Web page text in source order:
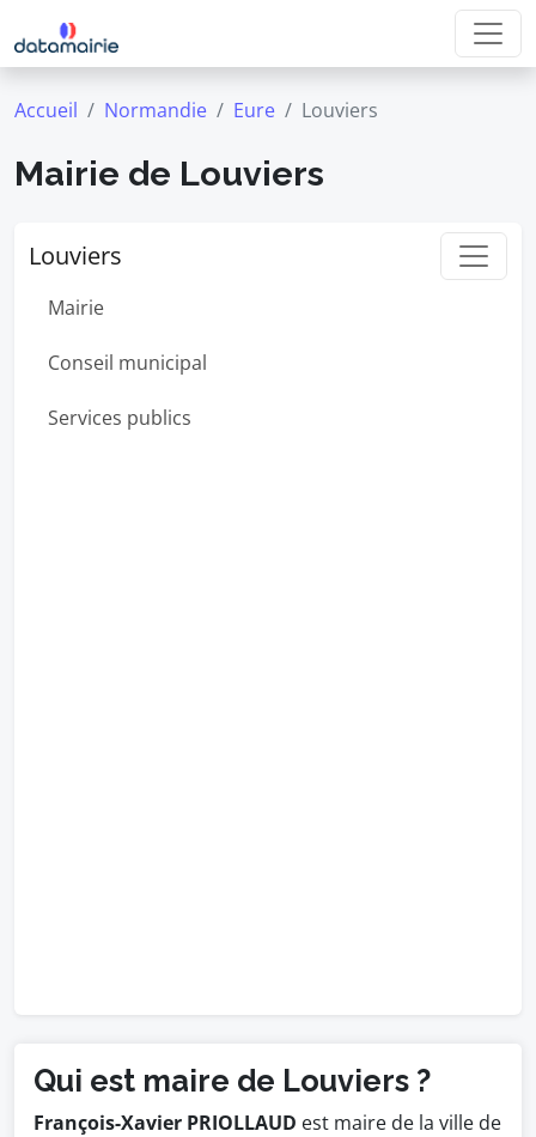
Accueil Normandie Eure Louviers
Mairie de Louviers
Louviers
Mairie
Conseil municipal
Services publics
Qui est maire de Louviers ?
François-Xavier PRIOLLAUD est maire de la ville de